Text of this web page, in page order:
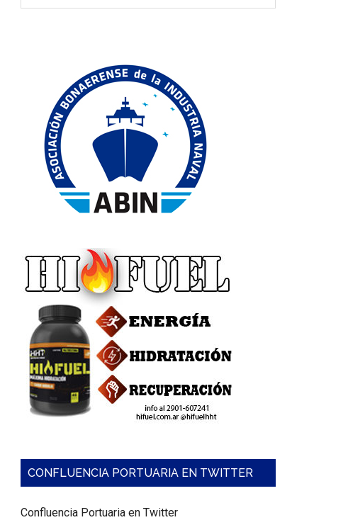
CONFLUENCIA PORTUARIA EN TWITTER
Confluencia Portuaria en Twitter